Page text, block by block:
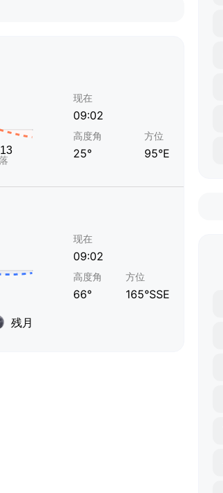
现在
09:02
高度角
25°
方位
95°E
残月
现在
09:02
高度角
66°
方位
165°SSE